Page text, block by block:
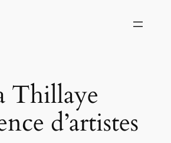
Thillaye
d’artistes